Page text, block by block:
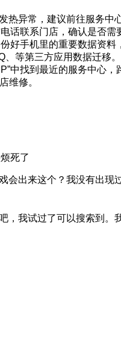
热异常，建议前往服务中
话联系门店，确认是否需
好手机里的重要数据资料
等第三方应用数据迁移。
中找到最近的服务中心，
维修。
死了
会出来这个？我没有出现
，我试过了可以搜索到。